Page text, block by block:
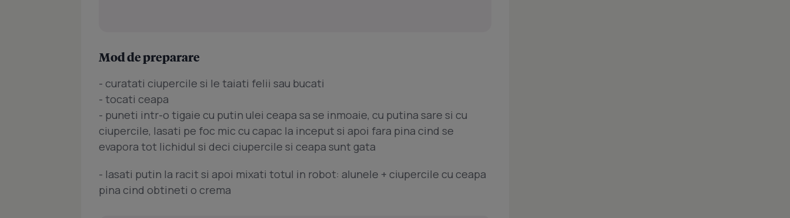
Mod de preparare
- curatati ciupercile si le taiati felii sau bucati
- tocati ceapa
- puneti intr-o tigaie cu putin ulei ceapa sa se inmoaie, cu putina sare si cu
ciupercile, lasati pe foc mic cu capac la inceput si apoi fara pina cind se
evapora tot lichidul si deci ciupercile si ceapa sunt gata
- lasati putin la racit si apoi mixati totul in robot: alunele + ciupercile cu ceapa
pina cind obtineti o crema